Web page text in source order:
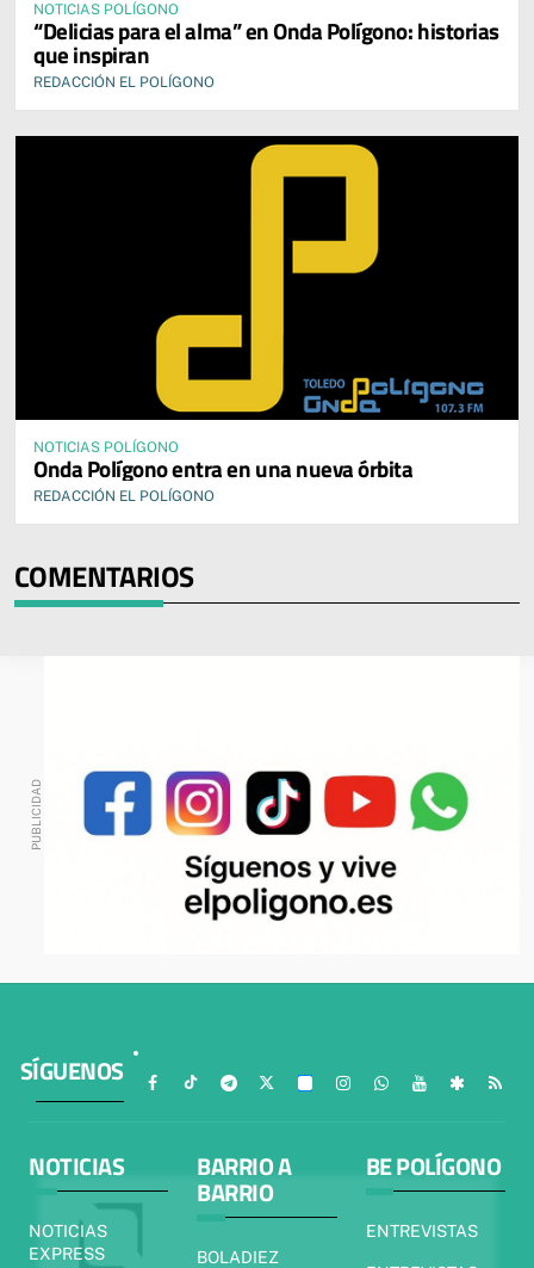
NOTICIAS POLÍGONO
“Delicias para el alma” en Onda Polígono: historias
que inspiran
REDACCIÓN EL POLÍGONO
NOTICIAS POLÍGONO
Onda Polígono entra en una nueva órbita
REDACCIÓN EL POLÍGONO
COMENTARIOS
SÍGUENOS
NOTICIAS
NOTICIAS
EXPRESS
BARRIO A
BARRIO
BOLADIEZ
BE POLÍGONO
ENTREVISTAS